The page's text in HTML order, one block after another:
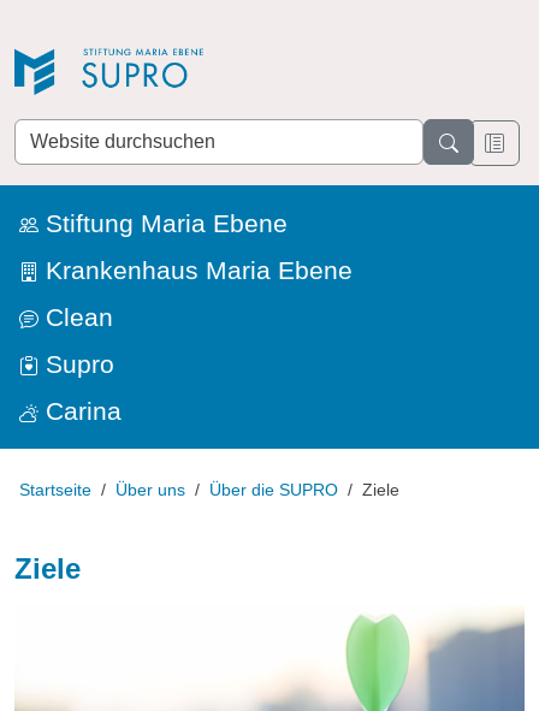
Website
durchsuchen
Stiftung Maria Ebene
Krankenhaus Maria Ebene
Clean
Supro
Carina
Startseite Über uns Über die SUPRO Ziele
Ziele